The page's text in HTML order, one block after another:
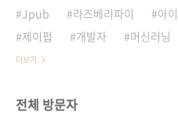
Jpub
라즈베리파이 아
제이펍
개발자 머신러닝
더보기
전체 방문자